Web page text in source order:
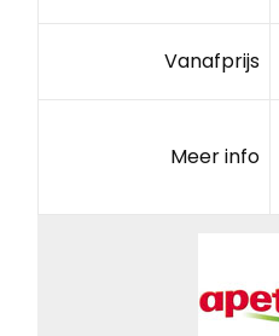
Vanafprijs
Meer info